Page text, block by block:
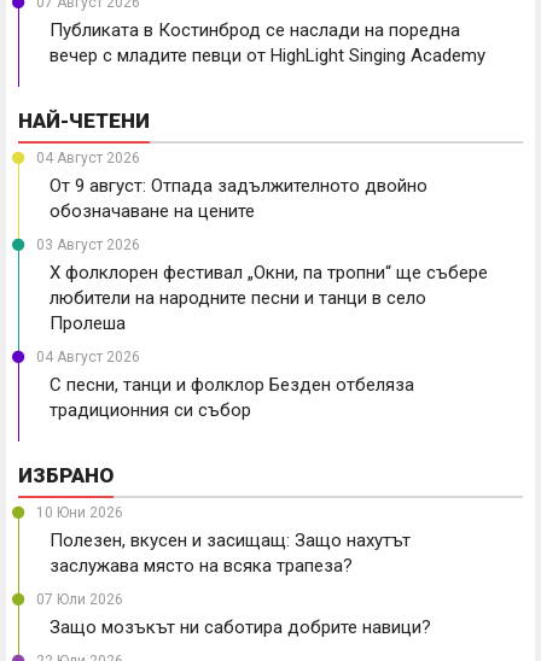
Публиката в Костинброд се наслади на поредна
вечер с младите певци от HighLight Singing Academy
НАЙ-ЧЕТЕНИ
04 Август 2026
От 9 август: Отпада задължителното двойно
обозначаване на цените
03 Август 2026
X фолклорен фестивал „Окни, па тропни“ ще събере
любители на народните песни и танци в село
Пролеша
04 Август 2026
С песни, танци и фолклор Безден отбеляза
традиционния си събор
ИЗБРАНО
10 Юни 2026
Полезен, вкусен и засищащ: Защо нахутът
заслужава място на всяка трапеза?
07 Юли 2026
Защо мозъкът ни саботира добрите навици?